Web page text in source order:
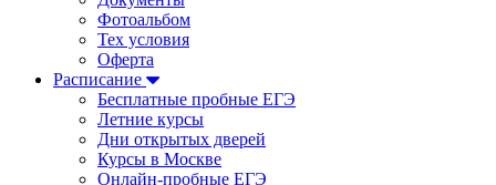
Фотоальбом
Тех условия
Оферта
Расписание
Бесплатные пробные ЕГЭ
Летние курсы
Дни открытых дверей
Курсы в Москве
Онлайн-пробные ЕГЭ